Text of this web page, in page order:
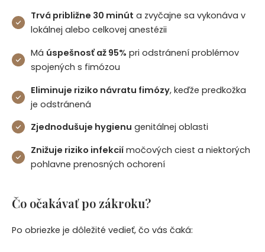
Trvá približne 30 minút a zvyčajne sa vykonáva v
lokálnej alebo celkovej anestézii
Má úspešnosť až 95% pri odstránení problémov
spojených s fimózou
Eliminuje riziko návratu fimózy, keďže predkožka
je odstránená
Zjednodušuje hygienu genitálnej oblasti
Znižuje riziko infekcií močových ciest a niektorých
pohlavne prenosných ochorení
Čo očakávať po zákroku?
Po obriezke je dôležité vedieť, čo vás čaká: